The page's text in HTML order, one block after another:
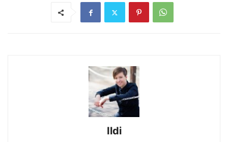
Ildi